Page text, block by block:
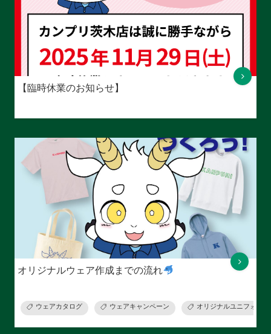
【臨時休業のお知らせ】
オリジナルウェア作成までの流れ
ウェアカタログ ウェアキャンペーン オリジナルユニフォーム